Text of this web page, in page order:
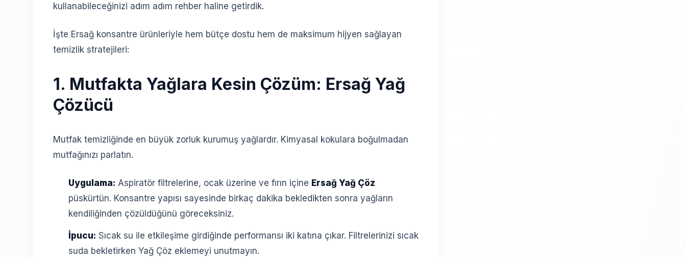
kullanabileceğinizi adım adım rehber haline getirdik.
İşte Ersağ konsantre ürünleriyle hem bütçe dostu hem de maksimum hijyen sağlayan
temizlik stratejileri:
1. Mutfakta Yağlara Kesin Çözüm: Ersağ Yağ
Çözücü
Mutfak temizliğinde en büyük zorluk kurumuş yağlardır. Kimyasal kokulara boğulmadan
mutfağınızı parlatın.
Uygulama: Aspiratör filtrelerine, ocak üzerine ve fırın içine Ersağ Yağ Çöz
püskürtün. Konsantre yapısı sayesinde birkaç dakika bekledikten sonra yağların
kendiliğinden çözüldüğünü göreceksiniz.
İpucu: Sıcak su ile etkileşime girdiğinde performansı iki katına çıkar. Filtrelerinizi sıcak
suda bekletirken Yağ Çöz eklemeyi unutmayın.